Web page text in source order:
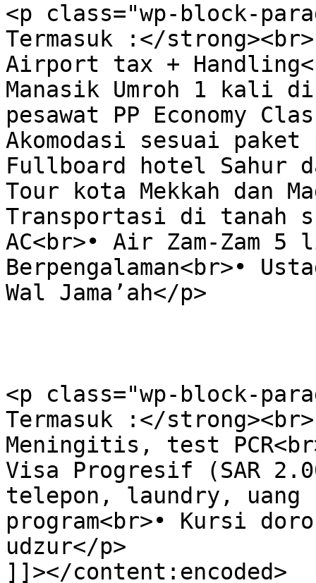
<p class="wp-block-
Termasuk :</
Airport tax +
Manasik Umroh 1 kali
pesawat PP Economy
Akomodasi sesuai paket
Fullboard hotel Sahur
Tour kota Mekkah dan
Transportasi di tanah
AC<br>• Air Zam-Zam
Berpengalaman<br>•
Wal Jama’ah</p>
<p class="wp-block-
Termasuk :</
Meningitis, test
Visa Progresif (SAR
telepon, laundry, uang
program<br>• Kursi
udzur</p>
]]></content:encoded>